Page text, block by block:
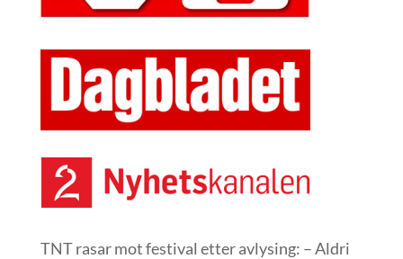
TNT rasar mot festival etter avlysing: – Aldri